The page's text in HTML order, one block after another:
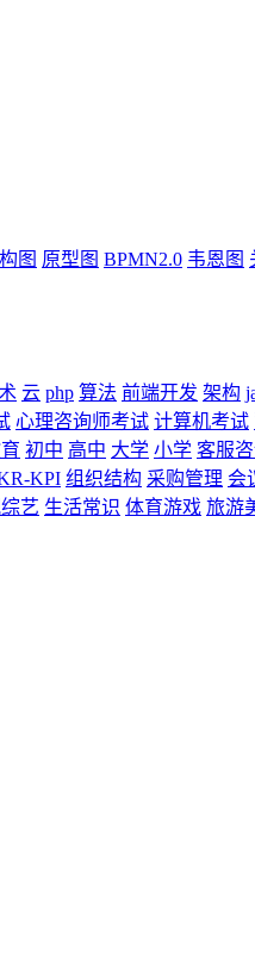
图 原型图 BPMN2.0 韦恩图
云 php 算法 前端开发 架构
心理咨询师考试 计算机考试
初中 高中 大学 小学 客服
KPI 组织结构 采购管理 会
艺 生活常识 体育游戏 旅游